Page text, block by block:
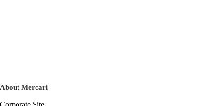
About Mercari
Corporate Site